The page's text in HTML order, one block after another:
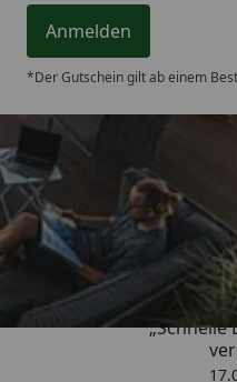
Anmelden
*Der Gutschein gilt ab einem
„Schnelle